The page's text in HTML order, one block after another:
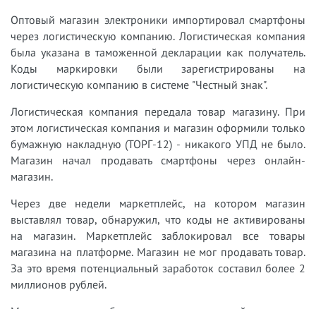
Оптовый магазин электроники импортировал смартфоны
через логистическую компанию. Логистическая компания
была указана в таможенной декларации как получатель.
Коды маркировки были зарегистрированы на
логистическую компанию в системе "Честный знак".
Логистическая компания передала товар магазину. При
этом логистическая компания и магазин оформили только
бумажную накладную (ТОРГ-12) - никакого УПД не было.
Магазин начал продавать смартфоны через онлайн-
магазин.
Через две недели маркетплейс, на котором магазин
выставлял товар, обнаружил, что коды не активированы
на магазин. Маркетплейс заблокировал все товары
магазина на платформе. Магазин не мог продавать товар.
За это время потенциальный заработок составил более 2
миллионов рублей.